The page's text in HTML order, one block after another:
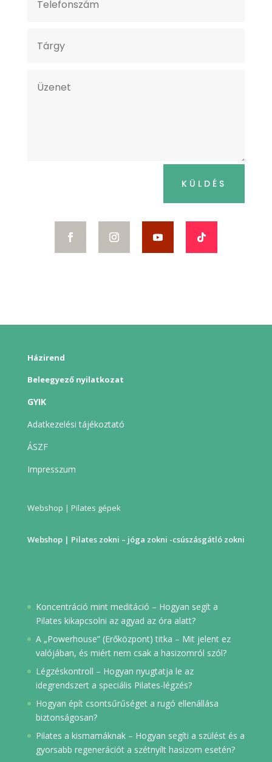
KÜLDÉS
Házirend
Beleegyező nyilatkozat
GYIK
Adatkezelési tájékoztató
ÁSZF
Impresszum
Webshop | Pilates gépek
Webshop | Pilates zokni – jóga zokni -csúszásgátló zokni
Koncentráció mint meditáció – Hogyan segít a
Pilates kikapcsolni az agyad az óra alatt?
A „Powerhouse” (Erőközpont) titka – Mit jelent ez
valójában, és miért nem csak a hasizomról szól?
Légzéskontroll – Hogyan nyugtatja le az
idegrendszert a speciális Pilates-légzés?
Hogyan épít csontsűrűséget a rugó ellenállása
biztonságosan?
Pilates a kismamáknak – Hogyan segíti a szülést és a
gyorsabb regenerációt a szétnyílt hasizom esetén?